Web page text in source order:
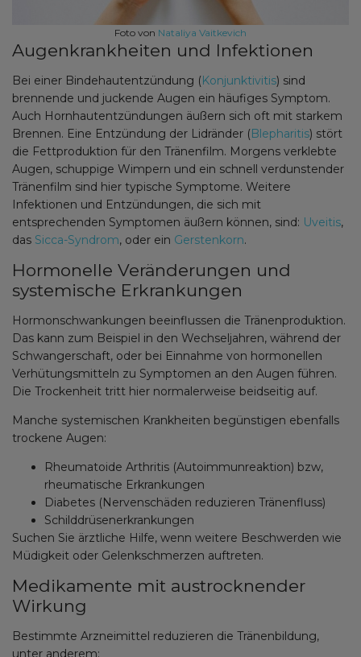
Foto von Nataliya Vaitkevich
Augenkrankheiten und Infektionen
Bei einer Bindehautentzündung (Konjunktivitis) sind
brennende und juckende Augen ein häufiges Symptom.
Auch Hornhautentzündungen äußern sich oft mit starkem
Brennen. Eine Entzündung der Lidränder (Blepharitis) stört
die Fettproduktion für den Tränenfilm. Morgens verklebte
Augen, schuppige Wimpern und ein schnell verdunstender
Tränenfilm sind hier typische Symptome. Weitere
Infektionen und Entzündungen, die sich mit
entsprechenden Symptomen äußern können, sind: Uveitis,
das Sicca-Syndrom, oder ein Gerstenkorn.
Hormonelle Veränderungen und
systemische Erkrankungen
Hormonschwankungen beeinflussen die Tränenproduktion.
Das kann zum Beispiel in den Wechseljahren, während der
Schwangerschaft, oder bei Einnahme von hormonellen
Verhütungsmitteln zu Symptomen an den Augen führen.
Die Trockenheit tritt hier normalerweise beidseitig auf.
Manche systemischen Krankheiten begünstigen ebenfalls
trockene Augen:
Rheumatoide Arthritis (Autoimmunreaktion) bzw,
rheumatische Erkrankungen
Diabetes (Nervenschäden reduzieren Tränenfluss)
Schilddrüsenerkrankungen
Suchen Sie ärztliche Hilfe, wenn weitere Beschwerden wie
Müdigkeit oder Gelenkschmerzen auftreten.
Medikamente mit austrocknender
Wirkung
Bestimmte Arzneimittel reduzieren die Tränenbildung,
unter anderem: